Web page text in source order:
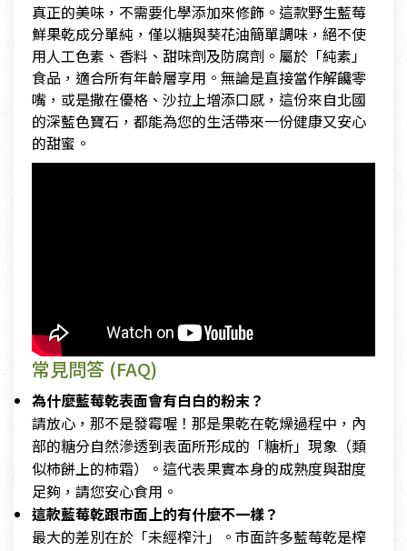
真正的美味，不需要化學添加來修飾。這款野生藍莓
鮮果乾成分單純，僅以糖與葵花油簡單調味，絕不使
用人工色素、香料、甜味劑及防腐劑。屬於「純素」
食品，適合所有年齡層享用。無論是直接當作解饞零
嘴，或是撒在優格、沙拉上增添口感，這份來自北國
的深藍色寶石，都能為您的生活帶來一份健康又安心
的甜蜜。
常見問答 (FAQ)
為什麼藍莓乾表面會有白白的粉末？
請放心，那不是發霉喔！那是果乾在乾燥過程中，內
部的糖分自然滲透到表面所形成的「糖析」現象（類
似柿餅上的柿霜）。這代表果實本身的成熟度與甜度
足夠，請您安心食用。
這款藍莓乾跟市面上的有什麼不一樣？
最大的差別在於「未經榨汁」。市面許多藍莓乾是榨